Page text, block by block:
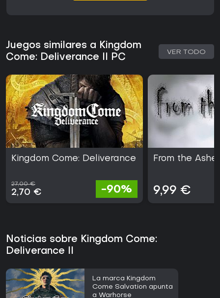
Juegos similares a Kingdom
Come: Deliverance II PC
VER TODO
Kingdom Come: Deliverance
27,00 €
2,70 € -90%
From the
9,99 €
Noticias sobre Kingdom Come:
Deliverance II
La marca Kingdom
Come Salvation apunta
a Warhorse